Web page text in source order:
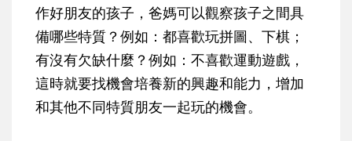
作好朋友的孩子，爸媽可以觀察孩子之間具
備哪些特質？例如：都喜歡玩拼圖、下棋；
有沒有欠缺什麼？例如：不喜歡運動遊戲，
這時就要找機會培養新的興趣和能力，增加
和其他不同特質朋友一起玩的機會。